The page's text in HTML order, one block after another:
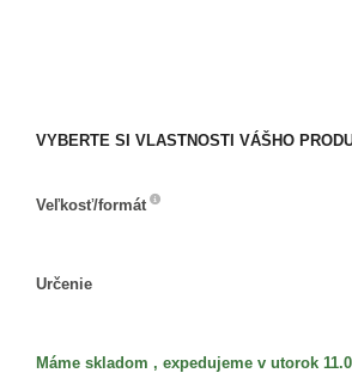
VYBERTE SI VLASTNOSTI VÁŠHO
Veľkosť/formát
Určenie
Máme skladom , expedujeme v utorok